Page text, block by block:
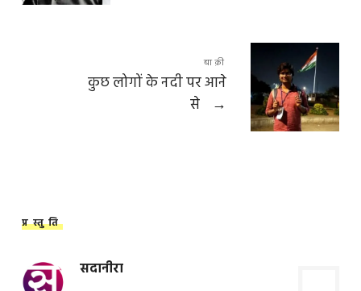
बाक़ी
कुछ लोगों के नदी पर आने
से
→
प्रस्तुति
सदानीरा